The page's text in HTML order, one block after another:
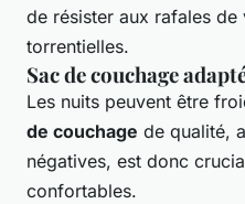
de résister aux rafales de
torrentielles.
Sac de couchage
Les nuits peuvent être
de couchage de qualité,
négatives, est donc
confortables.